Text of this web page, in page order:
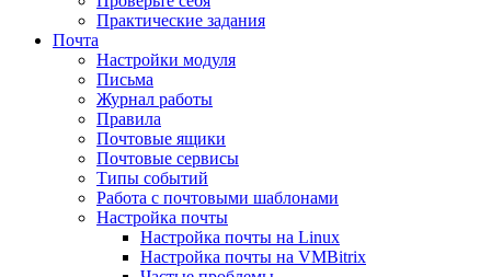
Практические задания
Почта
Настройки модуля
Письма
Журнал работы
Правила
Почтовые ящики
Почтовые сервисы
Типы событий
Работа с почтовыми шаблонами
Настройка почты
Настройка почты на Linux
Настройка почты на VMBitrix